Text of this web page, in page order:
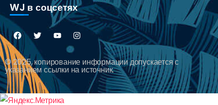
WJ в соцсетях
© 2025, копирование информации допускается с
указанием ссылки на источник.